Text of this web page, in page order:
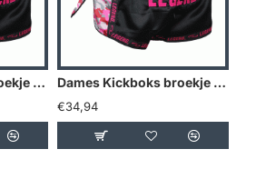
Dames Kickboks broekje Camo roze Legend Trendy - Maat: L Dames Kickboks broekje Camo roze Legend Trendy - Maat: M
€34,94